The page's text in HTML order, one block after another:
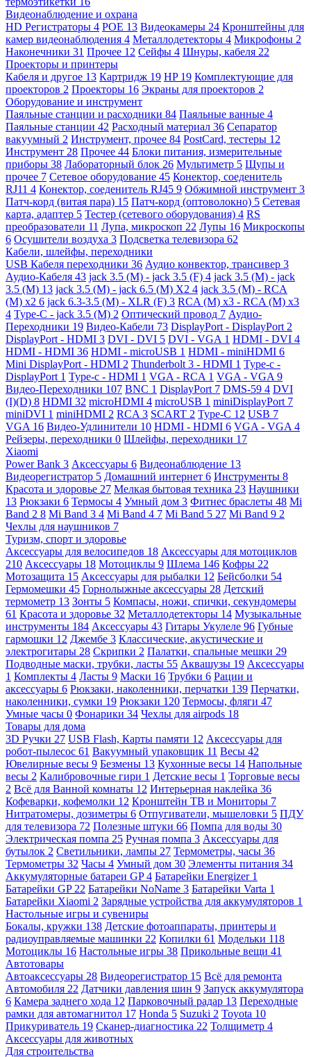
Видеонаблюдение и охрана
HD Регистраторы 4 POE 13 Видеокамеры 24 Кронштейны для
камер видеонаблюдения 4 Металлодетекторы 4 Микрофоны 2
Наконечники 31 Прочее 12 Сейфы 4 Шнуры, кабеля 22
Проекторы и принтеры
Кабеля и другое 13 Картридж 19 HP 19 Комплектующие для
проекторов 2 Проекторы 16 Экраны для проекторов 2
Оборудование и инструмент
Паяльные станции и расходники 84 Паяльные ванные 4
Паяльные станции 42 Расходный материал 36 Сепаратор
вакуумный 2 Инструмент, прочее 84 PostCard, тестеры 12
Инструмент 28 Прочее 44 Блоки питания, измерительные
приборы 38 Лабораторный блок 26 Мультиметр 5 Щупы и
прочее 7 Сетевое оборудование 45 Конектор, соеденитель
RJ11 4 Конектор, соеденитель RJ45 9 Обжимной инструмент 3
Патч-корд (витая пара) 15 Патч-корд (оптоволокно) 5 Сетевая
карта, адаптер 5 Тестер (сетевого оборудования) 4 RS
преобразователи 11 Лупа, микроскоп 22 Лупы 16 Микроскопы
6 Осушители воздуха 3 Подсветка телевизора 62
Кабели, шлейфы, переходники
USB Кабеля переходники 36 Аудио конвектор, трансивер 3
Аудио-Кабеля 43 jack 3.5 (M) - jack 3.5 (F) 4 jack 3.5 (M) - jack
3.5 (M) 13 jack 3.5 (M) - jack 6.5 (M) X2 4 jack 3.5 (M) - RCA
(M) x2 6 jack 6.3-3.5 (M) - XLR (F) 3 RCA (M) x3 - RCA (M) x3
4 Type-C - jack 3.5 (M) 2 Оптический провод 7 Аудио-
Переходники 19 Видео-Кабели 73 DisplayPort - DisplayPort 2
DisplayPort - HDMI 3 DVI - DVI 5 DVI - VGA 1 HDMI - DVI 4
HDMI - HDMI 36 HDMI - microUSB 1 HDMI - miniHDMI 6
Mini DisplayPort - HDMI 2 Thunderbolt 3 - HDMI 1 Type-c -
DisplayPort 1 Type-c - HDMI 1 VGA - RCA 1 VGA - VGA 9
Видео-Переходники 107 BNC 1 DisplayPort 7 DMS-59 4 DVI
(I)(D) 8 HDMI 32 microHDMI 4 microUSB 1 miniDisplayPort 7
miniDVI 1 miniHDMI 2 RCA 3 SCART 2 Type-C 12 USB 7
VGA 16 Видео-Удлинители 10 HDMI - HDMI 6 VGA - VGA 4
Рейзеры, переходники 0 Шлейфы, переходники 17
Xiaomi
Power Bank 3 Аксессуары 6 Видеонаблюдение 13
Видеорегистратор 5 Домашний интернет 6 Инструменты 8
Красота и здоровье 27 Мелкая бытовая техника 23 Наушники
13 Рюкзаки 6 Термосы 4 Умный дом 3 Фитнес браслеты 48 Mi
Band 2 8 Mi Band 3 4 Mi Band 4 7 Mi Band 5 27 Mi Band 9 2
Чехлы для наушников 7
Туризм, спорт и здоровье
Аксессуары для велосипедов 18 Аксессуары для мотоциклов
210 Аксессуары 18 Мотоциклы 9 Шлема 146 Кофры 22
Мотозащита 15 Аксессуары для рыбалки 12 Бейсболки 54
Гермомешки 45 Горнолыжные аксессуары 28 Детский
термометр 13 Зонты 5 Компасы, ножи, спички, секундомеры
61 Красота и здоровье 32 Металлодетекторы 14 Музыкальные
инструменты 184 Аксессуары 43 Гитары Укулеле 96 Губные
гармошки 12 Джембе 3 Классические, акустические и
электрогитары 28 Скрипки 2 Палатки, спальные мешки 29
Подводные маски, трубки, ласты 55 Аквашузы 19 Аксессуары
1 Комплекты 4 Ласты 9 Маски 16 Трубки 6 Рации и
аксессуары 6 Рюкзаки, наколенники, перчатки 139 Перчатки,
наколенники, сумки 19 Рюкзаки 120 Термосы, фляги 47
Умные часы 0 Фонарики 34 Чехлы для airpods 18
Товары для дома
3D Ручки 27 USB Flash, Карты памяти 12 Аксессуары для
робот-пылесос 61 Вакуумный упаковщик 11 Весы 42
Ювелирные весы 9 Безмены 13 Кухонные весы 14 Напольные
весы 2 Калибровочные гири 1 Детские весы 1 Торговые весы
2 Всё для Ванной комнаты 12 Интерьерная наклейка 36
Кофеварки, кофемолки 12 Кронштейн ТВ и Мониторы 7
Нитратомеры, дозиметры 6 Отпугиватели, мышеловки 5 ПДУ
для телевизора 72 Полезные штуки 66 Помпа для воды 30
Электрическая помпа 25 Ручная помпа 3 Аксессуары для
бутылок 2 Светильники, лампы 27 Термометры, часы 36
Термометры 32 Часы 4 Умный дом 30 Элементы питания 34
Аккумуляторные батареи GP4 Батарейки Energizer 1
Батарейки GP 22 Батарейки NoName 3 Батарейки Varta 1
Батарейки Xiaomi 2 Зарядные устройства для аккумуляторов 1
Настольные игры и сувениры
Бокалы, кружки 138 Детские фотоаппараты, принтеры и
радиоуправляемые машинки 22 Копилки 61 Модельки 118
Мотоциклы 16 Настольные игры 38 Прикольные вещи 41
Автотовары
Автоаксессуары 28 Видеорегистратор 15 Всё для ремонта
Автомобиля 22 Датчики давления шин 9 Запуск аккумулятора
6 Камера заднего хода 12 Парковочный радар 13 Переходные
рамки для автомагнитол 17 Honda 5 Suzuki 2 Toyota 10
Прикуриватель 19 Сканер-диагностика 22 Толщиметр 4
Аксессуары для животных
Для строительства